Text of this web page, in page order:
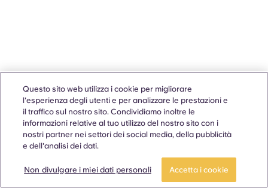
Questo sito web utilizza i cookie per migliorare
l'esperienza degli utenti e per analizzare le prestazioni e
il traffico sul nostro sito. Condividiamo inoltre le
informazioni relative al tuo utilizzo del nostro sito con i
nostri partner nei settori dei social media, della pubblicità
e dell'analisi dei dati.
Non divulgare i miei dati personali Accetta i cookie